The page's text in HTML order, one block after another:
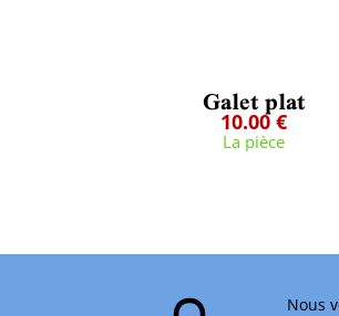
Nous
Galet plat
10.00 €
La pièce